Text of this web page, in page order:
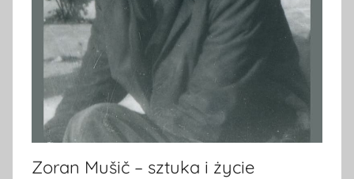
Zoran Mušič – sztuka i życie